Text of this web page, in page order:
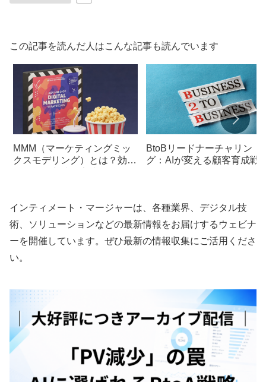
この記事を読んだ人はこんな記事も読んでいます
MMM（マーケティングミッ
クスモデリング）とは？効果
BtoBリードナーチャリン
グ：AIが変える顧客育成戦
インティメート・マージャーは、各種業界、デジタル技
術、ソリューションなどの最新情報をお届けするウェビナ
ーを開催しています。ぜひ最新の情報収集にご活用くださ
い。